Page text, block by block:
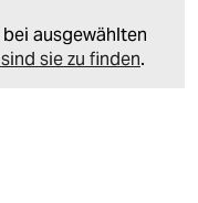
ausgewählten
sie zu finden.